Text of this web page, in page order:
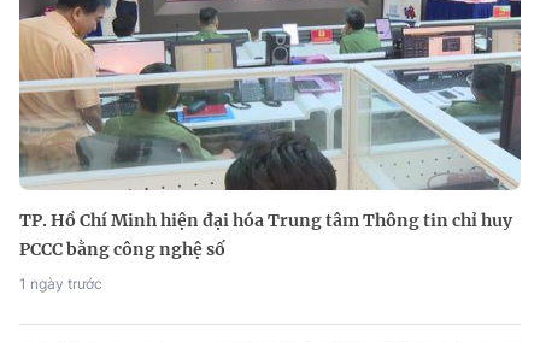
TP. Hồ Chí Minh hiện đại hóa Trung tâm Thông tin chỉ huy
PCCC bằng công nghệ số
1 ngày trước